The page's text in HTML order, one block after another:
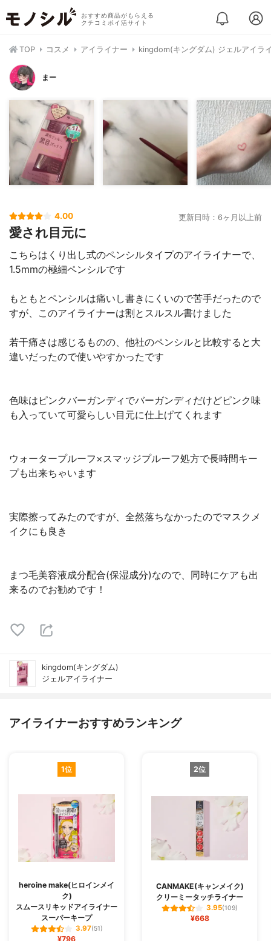
おすすめ商品がもらえる
クチコミポイ活サイト
TOP コスメ アイライナー kingdom(キングダム) ジェルアイラ
まー
4.00 更新日時：6ヶ月以上前
愛され目元に
こちらはくり出し式のペンシルタイプのアイライナーで、
1.5mmの極細ペンシルです
もともとペンシルは痛いし書きにくいので苦手だったので
すが、このアイライナーは割とスルスル書けました
若干痛さは感じるものの、他社のペンシルと比較すると大
違いだったので使いやすかったです
色味はピンクバーガンディでバーガンディだけどピンク味
も入っていて可愛らしい目元に仕上げてくれます
ウォータープルーフ×スマッジプルーフ処方で長時間キー
プも出来ちゃいます
実際擦ってみたのですが、全然落ちなかったのでマスクメ
イクにも良き
まつ毛美容液成分配合(保湿成分)なので、同時にケアも出
来るのでお勧めです！
kingdom(キングダム)
ジェルアイライナー
アイライナーおすすめランキング
1位
heroine make(ヒロインメイ
ク)
スムースリキッドアイライナー
スーパーキープ
3.97(51)
¥796
2位
CANMAKE(キャンメイク)
クリーミータッチライナー
3.95(109)
¥668